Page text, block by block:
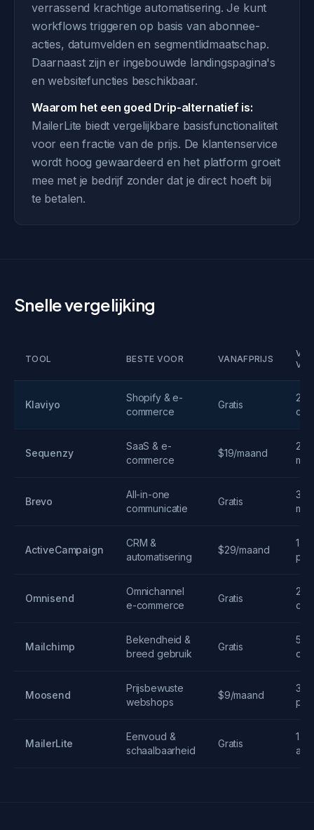
verrassend krachtige automatisering. Je kunt
workflows triggeren op basis van abonnee-
acties, datumvelden en segmentlidmaatschap.
Daarnaast zijn er ingebouwde landingspagina's
en websitefuncties beschikbaar.
Waarom het een goed Drip-alternatief is:
MailerLite biedt vergelijkbare basisfunctionaliteit
voor een fractie van de prijs. De klantenservice
wordt hoog gewaardeerd en het platform groeit
mee met je bedrijf zonder dat je direct hoeft bij
te betalen.
Snelle vergelijking
TOOL BESTE VOOR VANAFPRIJS
Klaviyo
Shopify & e-
commerce
Gratis
250
Sequenzy
SaaS & e-
commerce
$19/maand
Brevo
All-in-one
communicatie
Gratis
300
ActiveCampaign
CRM &
automatisering
$29/maand
14
Omnisend
Omnichannel
e-commerce
Gratis
250
Mailchimp
Bekendheid &
breed gebruik
Gratis
500
Moosend
Prijsbewuste
webshops
$9/maand
30
MailerLite
Eenvoud &
schaalbaarheid
Gratis